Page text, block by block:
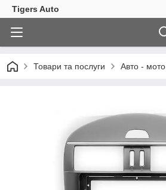
Tigers Auto
Товари та послуги Авто - мото